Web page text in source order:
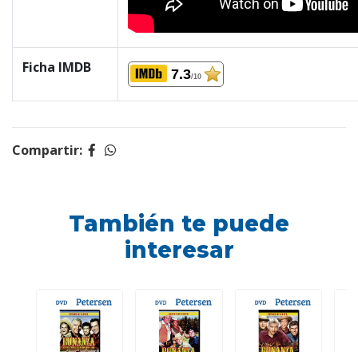
Ficha IMDB 7.3/10
Compartir:
También te puede
interesar